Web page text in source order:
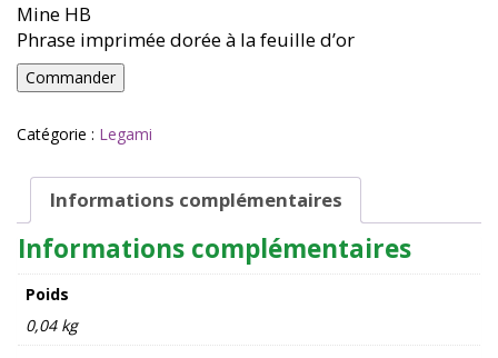
Mine HB
Phrase imprimée dorée à la feuille d’or
quantité
de
en
de
coeur
-
Legami
Commander
Catégorie : Legami
Informations complémentaires
Informations complémentaires
Poids
0,04 kg